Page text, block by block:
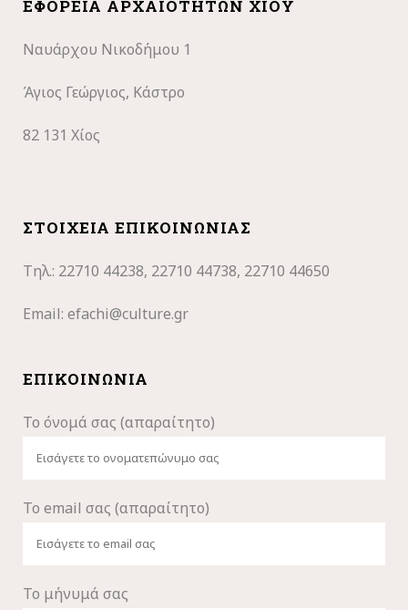
ΕΦΟΡΕΊΑ ΑΡΧΑΙΟΤΉΤΩΝ ΧΊΟΥ
Ναυάρχου Νικοδήμου 1
Άγιος Γεώργιος, Κάστρο
82 131 Χίος
ΣΤΟΙΧΕΊΑ ΕΠΙΚΟΙΝΩΝΊΑΣ
Τηλ.: 22710 44238, 22710 44738, 22710 44650
Email: efachi@culture.gr
ΕΠΙΚΟΙΝΩΝΊΑ
Το όνομά σας (απαραίτητο)
Το email σας (απαραίτητο)
Το μήνυμά σας